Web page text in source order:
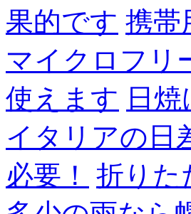
果的です 携帯
マイクロフリ
使えます 日
イタリアの日
必要！
折りた